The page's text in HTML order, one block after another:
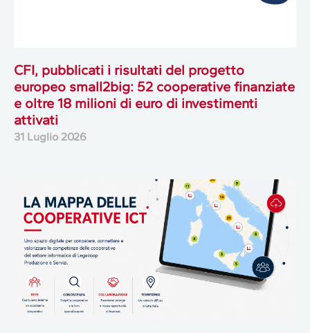
CFI, pubblicati i risultati del progetto
europeo small2big: 52 cooperative finanziate
e oltre 18 milioni di euro di investimenti
attivati
31 Luglio 2026